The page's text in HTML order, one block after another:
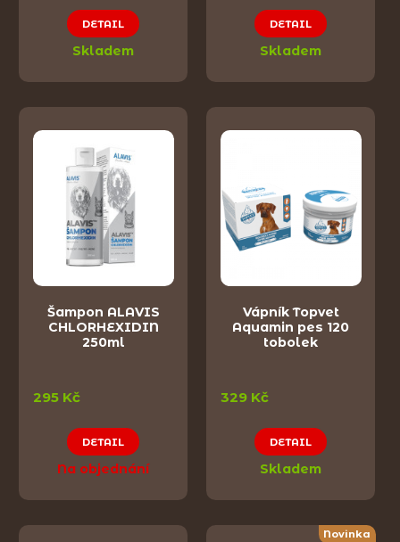
DETAIL
Skladem
DETAIL
Skladem
Šampon ALAVIS
CHLORHEXIDIN
250ml
295 Kč
DETAIL
Na objednání
Vápník Topvet
Aquamin pes 120
tobolek
329 Kč
DETAIL
Skladem
Novinka